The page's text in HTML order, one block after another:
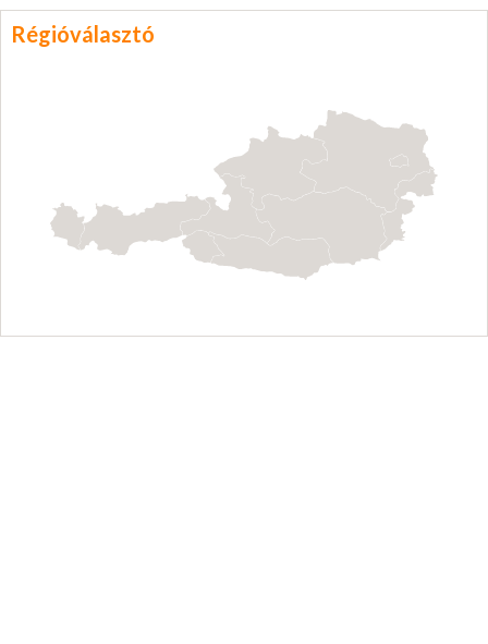
Régióválasztó